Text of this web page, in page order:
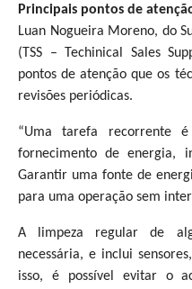
Principais pontos de
Luan Nogueira Moreno, do
(TSS – Techinical Sales
pontos de atenção que os
revisões periódicas.
“Uma tarefa recorrente
fornecimento de energia,
Garantir uma fonte de
para uma operação sem
A limpeza regular de
necessária, e inclui
isso, é possível evitar o